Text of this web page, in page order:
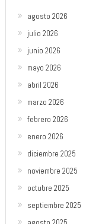
agosto 2026
julio 2026
junio 2026
mayo 2026
abril 2026
marzo 2026
febrero 2026
enero 2026
diciembre 2025
noviembre 2025
octubre 2025
septiembre 2025